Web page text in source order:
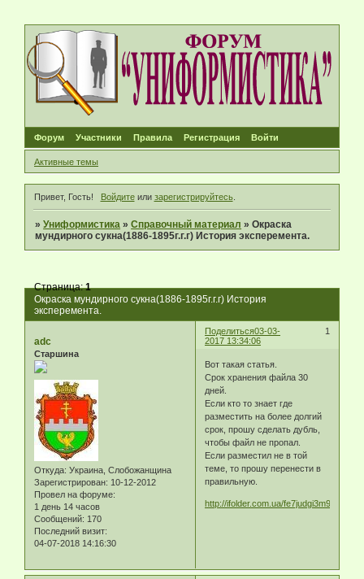
Форум Участники Правила Регистрация Войти
Активные темы
Привет, Гость! Войдитеили зарегистрируйтесь.
»Униформистика »Справочный материал »Окраска
мундирного сукна(1886-1895г.г.г) История эксперемента.
Окраска мундирного сукна(1886-1895г.г.г) История
эксперемента.
Страница:1
Поделиться 1
03-03-
2017 13:34:06
adc
Старшина
Откуда: Украина, Слобожанщина
Зарегистрирован: 10-12-2012
Провел на форуме:
1 день 14 часов
Сообщений: 170
Последний визит:
04-07-2018 14:16:30
Вот такая статья.
Срок хранения файла 30
дней.
Если кто то знает где
разместить на более долгий
срок, прошу сделать дубль,
чтобы файл не пропал.
Если разместил не в той
теме, то прошу перенести в
правильную.
http://ifolder.com.ua/fe7judgi3m9i.html